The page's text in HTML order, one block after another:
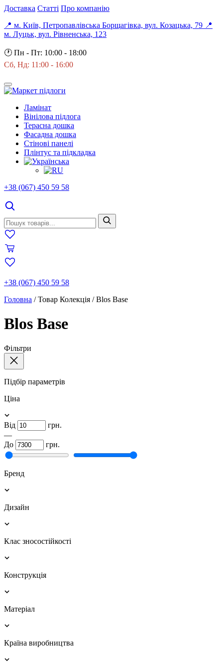
Доставка Статті Про компанію
📍 м. Київ, Петропавлівська Борщагівка, вул. Козацька, 79 📍
м. Луцьк, вул. Рівненська, 123
🕐 Пн - Пт: 10:00 - 18:00
Сб, Нд: 11:00 - 16:00
Ламінат
Вінілова підлога
Терасна дошка
Фасадна дошка
Стінові панелі
Плінтус та підкладка
+38 (067) 450 59 58
+38 (067) 450 59 58
Головна /Товар Колекція /Blos Base
Blos Base
Фільтри
Підбір параметрів
Ціна
Від
грн.
—
До
грн.
Бренд
Дизайн
Клас зносостійкості
Конструкція
Матеріал
Країна виробництва